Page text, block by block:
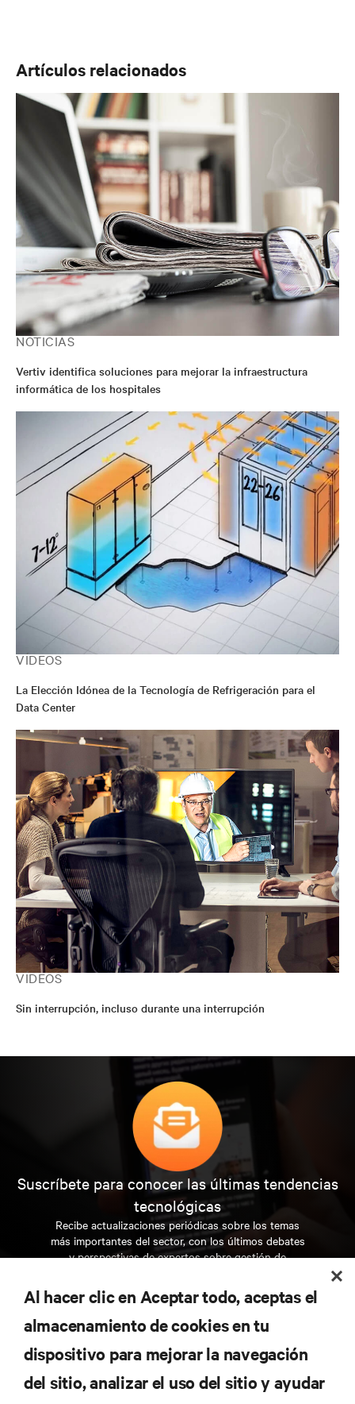
Artículos relacionados
NOTICIAS
Vertiv identifica soluciones para mejorar la infraestructura
informática de los hospitales
VÍDEOS
La Elección Idónea de la Tecnología de Refrigeración para el
Data Center
VÍDEOS
Sin interrupción, incluso durante una interrupción
Suscríbete para conocer las últimas tendencias
tecnológicas
Recibe actualizaciones periódicas sobre los temas
más importantes del sector, con los últimos debates
y perspectivas de expertos sobre gestión de
REGÍSTRATE AHORA
Al hacer clic en Aceptar todo, aceptas el
almacenamiento de cookies en tu
dispositivo para mejorar la navegación
del sitio, analizar el uso del sitio y ayudar